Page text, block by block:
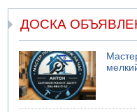
ДОСКА